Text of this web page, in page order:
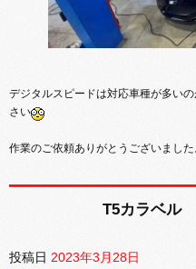
デジタルスピードは対応車種が多い
さい
作業のご依頼ありがとうございました
T5カラベル
投稿日 2023年3月28日